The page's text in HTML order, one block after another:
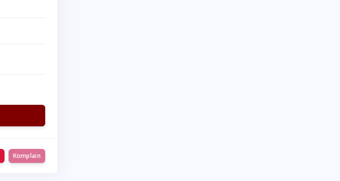
Komplain